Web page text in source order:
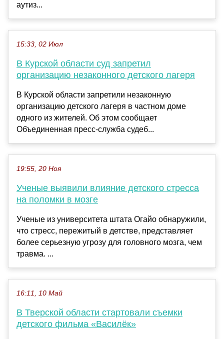
аутиз...
15:33, 02 Июл
В Курской области суд запретил
организацию незаконного детского лагеря
В Курской области запретили незаконную
организацию детского лагеря в частном доме
одного из жителей. Об этом сообщает
Объединенная пресс-служба судеб...
19:55, 20 Ноя
Ученые выявили влияние детского стресса
на поломки в мозге
Ученые из университета штата Огайо обнаружили,
что стресс, пережитый в детстве, представляет
более серьезную угрозу для головного мозга, чем
травма. ...
16:11, 10 Май
В Тверской области стартовали съемки
детского фильма «Василёк»